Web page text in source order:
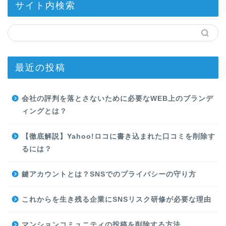
サイト内検索
最近の投稿
会社の評判を落とさないために必要なWEB上のブランデ
ィングとは？
【徹底解説】Yahoo!ロコに書き込まれた口コミを削除す
るには？
鍵アカウントとは？SNSでのプライバシーの守り方
これからを生き残る企業にSNSリスク研修が必要な理由